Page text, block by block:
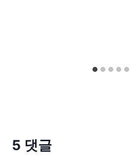
5 댓글